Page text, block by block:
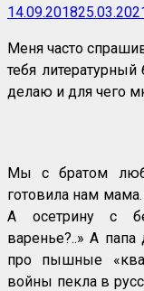
14.09.2018
Меня часто
тебя
делаю и для чего
Мы с братом
готовила нам
А осетрину с
варенье?..» А
про пышные
войны пекла в